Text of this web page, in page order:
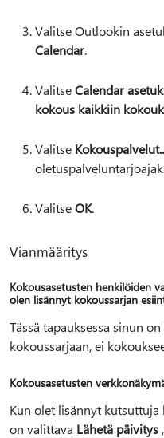
Valitse Outlookin
Calendar.
ValitseCalendar
kokous kaikkiin
Valitse
ValitseOK.
Vianmääritys
Kokousasetusten henkilöiden
olen lisännyt kokoussarjan
Tässä tapauksessa sinun
kokoussarjaan, ei
Kokousasetusten
Kun olet lisännyt kutsuttuja
on valittava Lähetä päivitys